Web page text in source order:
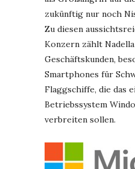
zukünftig nur noch
Zu diesen
Konzern zählt
Geschäftskunden,
Smartphones für
Flaggschiffe, die das
Betriebssystem
verbreiten sollen.